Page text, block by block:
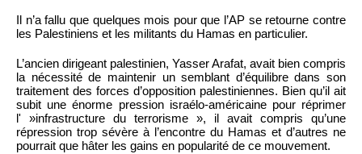
Il n’a fallu que quelques mois pour que l’AP se retourne contre
les Palestiniens et les militants du Hamas en particulier.
L’ancien dirigeant palestinien, Yasser Arafat, avait bien compris
la nécessité de maintenir un semblant d’équilibre dans son
traitement des forces d’opposition palestiniennes. Bien qu’il ait
subit une énorme pression israélo-américaine pour réprimer
l' »infrastructure du terrorisme », il avait compris qu’une
répression trop sévère à l’encontre du Hamas et d’autres ne
pourrait que hâter les gains en popularité de ce mouvement.